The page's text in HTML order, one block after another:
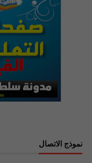
نموذج الاتصال